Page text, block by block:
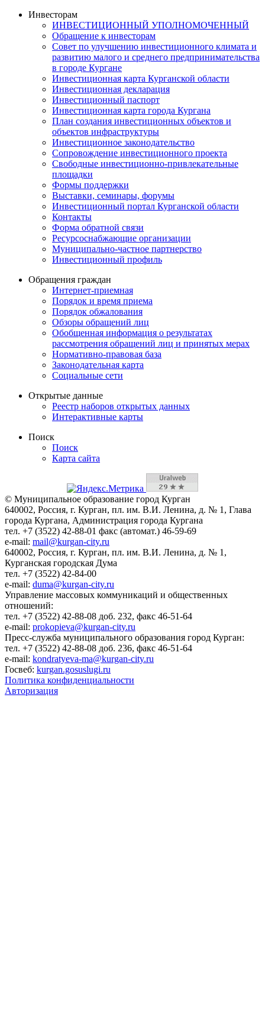
Инвесторам
ИНВЕСТИЦИОННЫЙ УПОЛНОМОЧЕННЫЙ
Обращение к инвесторам
Совет по улучшению инвестиционного климата и
развитию малого и среднего предпринимательства
в городе Кургане
Инвестиционная карта Курганской области
Инвестиционная декларация
Инвестиционный паспорт
Инвестиционная карта города Кургана
План создания инвестиционных объектов и
объектов инфраструктуры
Инвестиционное законодательство
Сопровождение инвестиционного проекта
Свободные инвестиционно-привлекательные
площадки
Формы поддержки
Выставки, семинары, форумы
Инвестиционный портал Курганской области
Контакты
Форма обратной связи
Ресурсоснабжающие организации
Муниципально-частное партнерство
Инвестиционный профиль
Обращения граждан
Интернет-приемная
Порядок и время приема
Порядок обжалования
Обзоры обращений лиц
Обобщенная информация о результатах
рассмотрения обращений лиц и принятых мерах
Нормативно-правовая база
Законодательная карта
Социальные сети
Открытые данные
Реестр наборов открытых данных
Интерактивные карты
Поиск
Поиск
Карта сайта
© Муниципальное образование город Курган
640002, Россия, г. Курган, пл. им. В.И. Ленина, д. № 1, Глава
города Кургана, Администрация города Кургана
тел. +7 (3522) 42-88-01 факс (автомат.) 46-59-69
e-mail: mail@kurgan-city.ru
640002, Россия, г. Курган, пл. им. В.И. Ленина, д. № 1,
Курганская городская Дума
тел. +7 (3522) 42-84-00
e-mail: duma@kurgan-city.ru
Управление массовых коммуникаций и общественных
отношений:
тел. +7 (3522) 42-88-08 доб. 232, факс 46-51-64
e-mail: prokopieva@kurgan-city.ru
Пресс-служба муниципального образования город Курган:
тел. +7 (3522) 42-88-08 доб. 236, факс 46-51-64
e-mail: kondratyeva-ma@kurgan-city.ru
Госвеб: kurgan.gosuslugi.ru
Политика конфиденциальности
Авторизация